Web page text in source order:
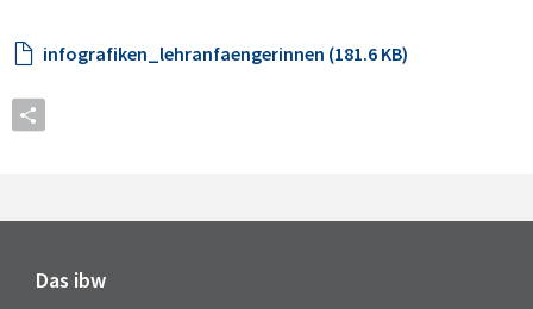
infografiken_lehranfaengerinnen (181.6 KB)
Das ibw